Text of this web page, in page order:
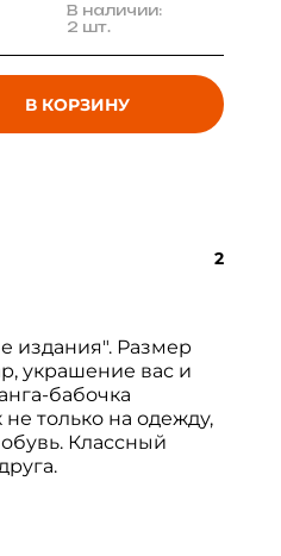
В наличии:
2 шт.
В КОРЗИНУ
2
издания". Размер
украшение вас и
бабочка
только на одежду,
Классный